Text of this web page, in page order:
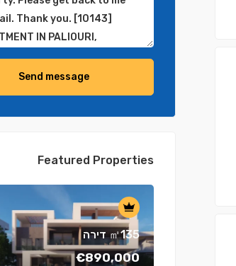
Send message
Featured Properties
דירה ㎡135
€890,000